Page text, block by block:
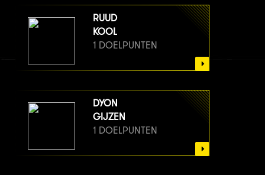
RUUD
KOOL
1 DOELPUNTEN
DYON
GIJZEN
1 DOELPUNTEN